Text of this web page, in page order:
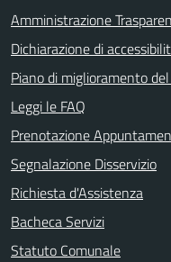
Amministrazione
Dichiarazione di
Piano di miglioramento
Leggi le FAQ
Prenotazione
Segnalazione Disservizio
Richiesta d'Assistenza
Bacheca Servizi
Statuto Comunale